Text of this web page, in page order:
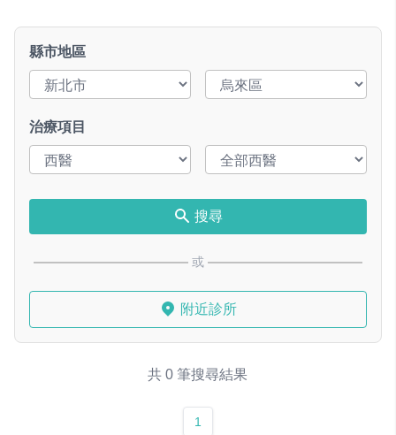
縣市地區
治療項目
搜尋
或
附近診所
共 0 筆搜尋結果
1